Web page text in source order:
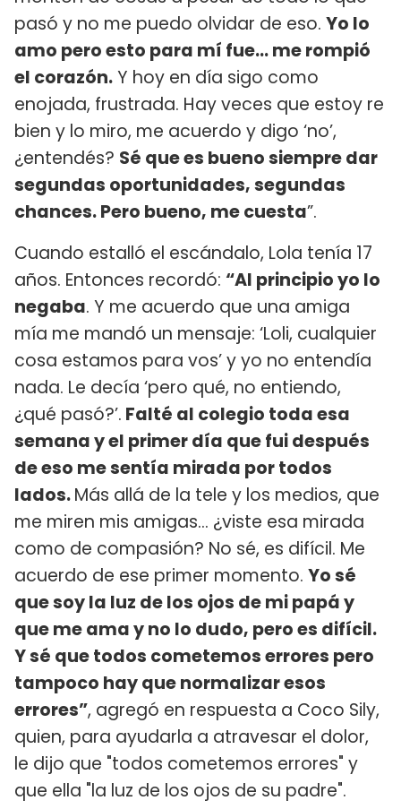
pasó y no me puedo olvidar de eso. Yo lo
amo pero esto para mí fue… me rompió
el corazón.Y hoy en día sigo como
enojada, frustrada. Hay veces que estoy re
bien y lo miro, me acuerdo y digo ‘no’,
¿entendés? Sé que es bueno siempre dar
segundas oportunidades, segundas
chances. Pero bueno, me cuesta”.
Cuando estalló el escándalo, Lola tenía 17
años. Entonces recordó: “Al principio yo lo
negaba. Y me acuerdo que una amiga
mía me mandó un mensaje: ‘Loli, cualquier
cosa estamos para vos’ y yo no entendía
nada. Le decía ‘pero qué, no entiendo,
¿qué pasó?’. Falté al colegio toda esa
semana y el primer día que fui después
de eso me sentía mirada por todos
lados.Más allá de la tele y los medios, que
me miren mis amigas... ¿viste esa mirada
como de compasión? No sé, es difícil. Me
acuerdo de ese primer momento. Yo sé
que soy la luz de los ojos de mi papá y
que me ama y no lo dudo, pero es difícil.
Y sé que todos cometemos errores pero
tampoco hay que normalizar esos
errores”, agregó en respuesta a Coco Sily,
quien, para ayudarla a atravesar el dolor,
le dijo que "todos cometemos errores" y
que ella "la luz de los ojos de su padre".